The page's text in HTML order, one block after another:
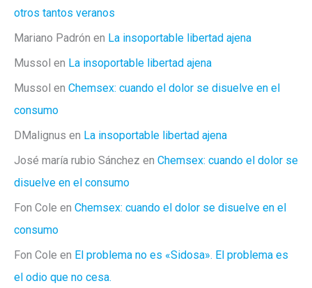
otros tantos veranos
Mariano Padrón en La insoportable libertad ajena
Mussol en La insoportable libertad ajena
Mussol en Chemsex: cuando el dolor se disuelve en el
consumo
DMalignus en La insoportable libertad ajena
José maría rubio Sánchez en Chemsex: cuando el dolor se
disuelve en el consumo
Fon Cole en Chemsex: cuando el dolor se disuelve en el
consumo
Fon Cole en El problema no es «Sidosa». El problema es
el odio que no cesa.